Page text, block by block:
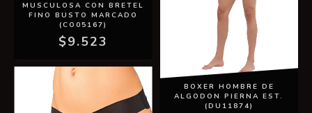
MUSCULOSA CON BRETEL
FINO BUSTO MARCADO
(CO05167)
$9.523
BOXER HOMBRE DE
ALGODON PIERNA EST.
(DU11874)